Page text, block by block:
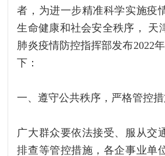
者，为进一步精准科学实施疫
生命健康和社会安全秩序， 天
肺炎疫情防控指挥部发布2022
下：
一、遵守公共秩序，严格管控措
广大群众要依法接受、服从交
排查等管控措施，各企事业单